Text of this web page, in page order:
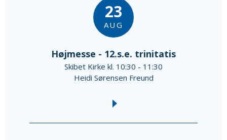
23
AUG
Højmesse - 12.s.e. trinitatis
Skibet Kirke kl. 10:30 - 11:30
Heidi Sørensen Freund